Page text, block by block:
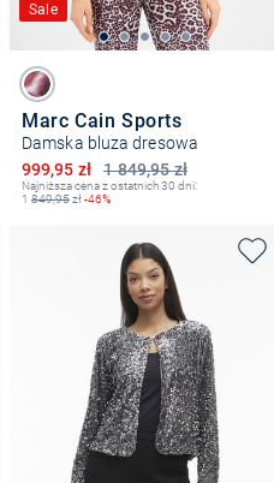
Sale
Marc Cain Sports
Damska bluza dresowa
1 849,95 zł
Obniżona cena
999,95 zł
Najniższa cena z ostatnich 30 dni:
1 849,95zł-46%